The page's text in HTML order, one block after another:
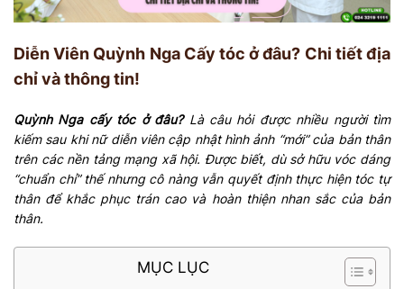
Diễn Viên Quỳnh Nga Cấy tóc ở đâu? Chi tiết địa
chỉ và thông tin!
Quỳnh Nga cấy tóc ở đâu?Là câu hỏi được nhiều người tìm
kiếm sau khi nữ diễn viên cập nhật hình ảnh “mới” của bản thân
trên các nền tảng mạng xã hội. Được biết, dù sở hữu vóc dáng
“chuẩn chỉ” thế nhưng cô nàng vẫn quyết định thực hiện tóc tự
thân để khắc phục trán cao và hoàn thiện nhan sắc của bản
thân.
MỤC LỤC